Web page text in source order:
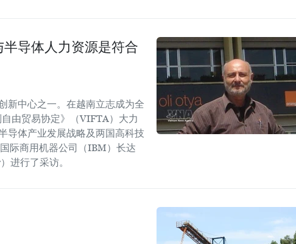
导体人力资源是符合
新中心之一。在越南立志成为全
由贸易协定》（VIFTA）大力
导体产业发展战略及两国高科技
际商用机器公司（IBM）长达
进行了采访。